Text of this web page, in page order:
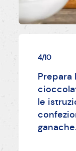
4/10
Prepara
le
ganache.